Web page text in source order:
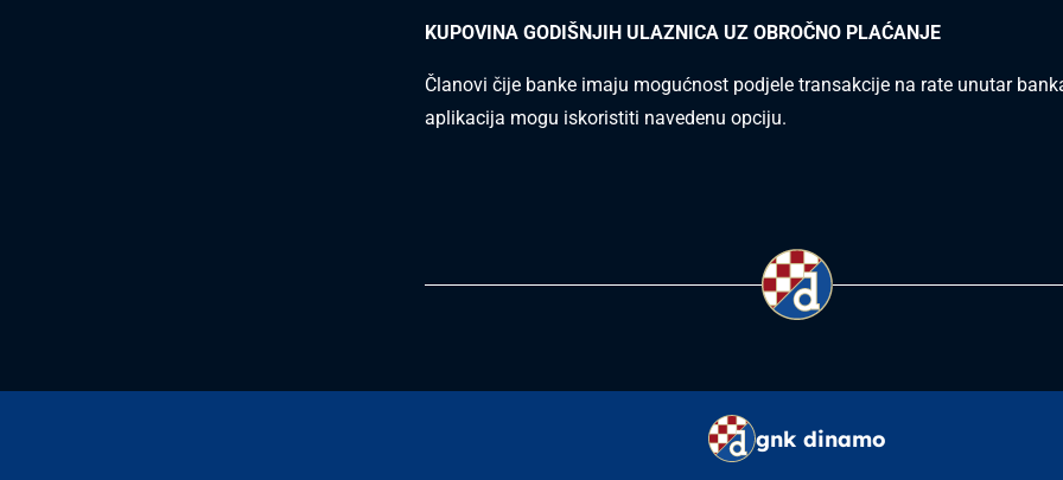
KUPOVINA GODIŠNJIH ULAZNICA UZ OBROČNO PLAĆANJE
Članovi čije banke imaju mogućnost podjele transakcije na rate unutar
aplikacija mogu iskoristiti navedenu opciju.
gnk dinamo